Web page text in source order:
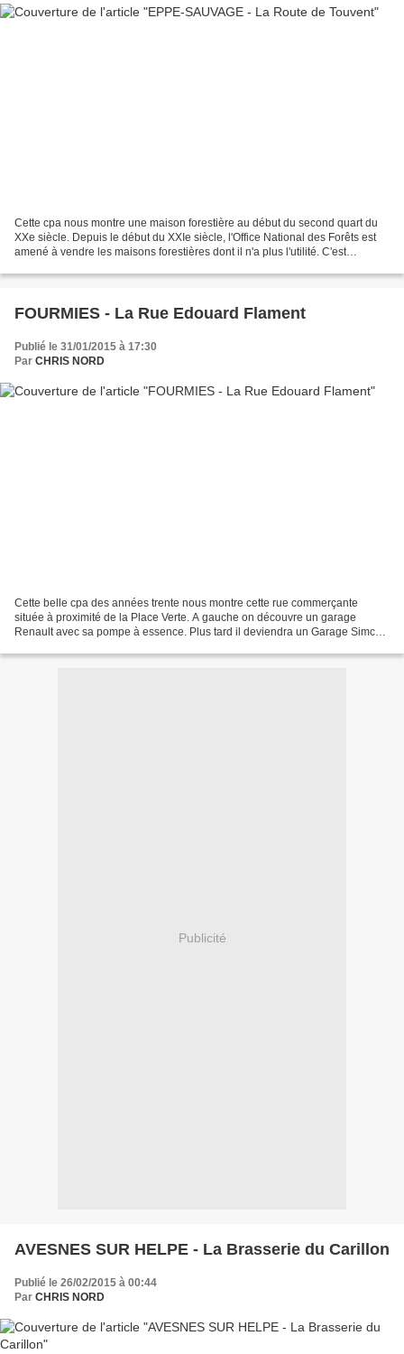
Cette cpa nous montre une maison forestière au début du second quart du
XXe siècle. Depuis le début du XXIe siècle, l'Office National des Forêts est
amené à vendre les maisons forestières dont il n'a plus l'utilité. C'est
FOURMIES - La Rue Edouard Flament
Publié le 31/01/2015 à 17:30
Par CHRIS NORD
Cette belle cpa des années trente nous montre cette rue commerçante
située à proximité de la Place Verte. A gauche on découvre un garage
Renault avec sa pompe à essence. Plus tard il deviendra un Garage Simca
Publicité
AVESNES SUR HELPE - La Brasserie du Carillon
Publié le 26/02/2015 à 00:44
Par CHRIS NORD